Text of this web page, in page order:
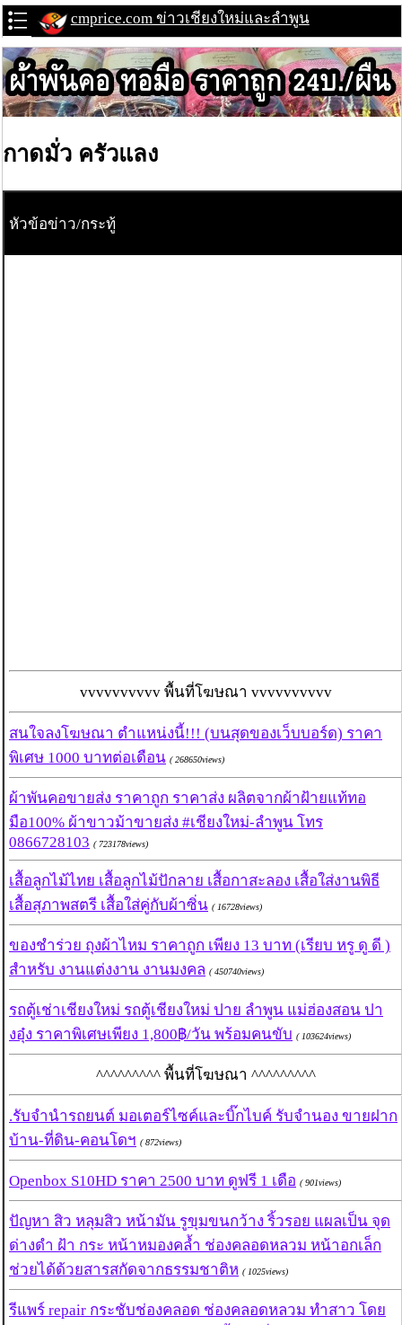
cmprice.com ข่าวเชียงใหม่และลำพูน
กาดมั่ว ครัวแลง
หัวข้อข่าว/กระทู้
vvvvvvvvvv พื้นที่โฆษณา vvvvvvvvvv
สนใจลงโฆษณา ตำแหน่งนี้!!! (บนสุดของเว็บบอร์ด) ราคา
พิเศษ 1000 บาทต่อเดือน ( 268650views)
ผ้าพันคอขายส่ง ราคาถูก ราคาส่ง ผลิตจากผ้าฝ้ายแท้ทอ
มือ100% ผ้าขาวม้าขายส่ง #เชียงใหม่-ลำพูน โทร
0866728103 ( 723178views)
เสื้อลูกไม้ไทย เสื้อลูกไม้ปักลาย เสื้อกาสะลอง เสื้อใส่งานพิธี
เสื้อสุภาพสตรี เสื้อใส่คู่กับผ้าซิ่น ( 16728views)
ของชำร่วย ถุงผ้าไหม ราคาถูก เพียง 13 บาท (เรียบ หรู ดู ดี )
สำหรับ งานแต่งงาน งานมงคล ( 450740views)
รถตู้เช่าเชียงใหม่ รถตู้เชียงใหม่ ปาย ลำพูน แม่ฮ่องสอน ปา
งอุ๋ง ราคาพิเศษเพียง 1,800฿/วัน พร้อมคนขับ ( 103624views)
^^^^^^^^^ พื้นที่โฆษณา ^^^^^^^^^
.รับจำนำรถยนต์ มอเตอร์ไซค์และบิ๊กไบค์ รับจำนอง ขายฝาก
บ้าน-ที่ดิน-คอนโดฯ ( 872views)
Openbox S10HD ราคา 2500 บาท ดูฟรี 1 เดือ ( 901views)
ปัญหา สิว หลุมสิว หน้ามัน รูขุมขนกว้าง ริ้วรอย แผลเป็น จุด
ด่างดำ ฝ้า กระ หน้าหมองคล้ำ ช่องคลอดหลวม หน้าอกเล็ก
ช่วยได้ด้วยสารสกัดจากธรรมชาติห ( 1025views)
รีแพร์ repair กระชับช่องคลอด ช่องคลอดหลวม ทำสาว โดย